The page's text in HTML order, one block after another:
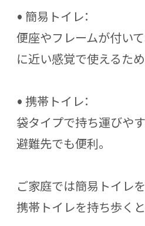
• 簡易トイレ：
便座やフレームが付い
に近い感覚で使えるた
• 携帯トイレ：
袋タイプで持ち運びや
避難先でも便利。
ご家庭では簡易トイレ
携帯トイレを持ち歩くと